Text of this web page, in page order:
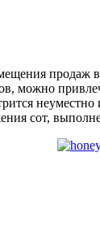
продаж в
можно
сот,